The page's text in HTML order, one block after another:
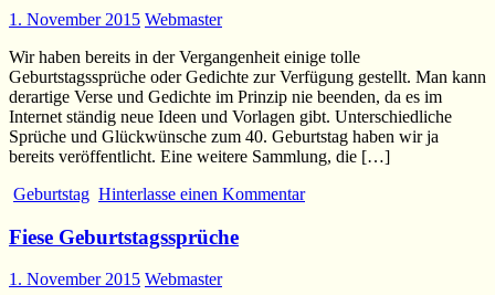
1. November 2015 Webmaster
Wir haben bereits in der Vergangenheit einige tolle
Geburtstagssprüche oder Gedichte zur Verfügung gestellt. Man kann
derartige Verse und Gedichte im Prinzip nie beenden, da es im
Internet ständig neue Ideen und Vorlagen gibt. Unterschiedliche
Sprüche und Glückwünsche zum 40. Geburtstag haben wir ja
bereits veröffentlicht. Eine weitere Sammlung, die […]
Geburtstag Hinterlasse einen Kommentar
Fiese Geburtstagssprüche
1. November 2015 Webmaster